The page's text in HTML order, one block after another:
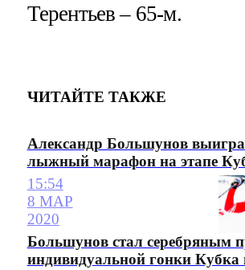
Терентьев – 65-м.
ЧИТАЙТЕ ТАКЖЕ
Александр Большунов
лыжный марафон на этапе
15:54
8 МАР
2020
Большунов стал серебряным
индивидуальной гонки Кубка